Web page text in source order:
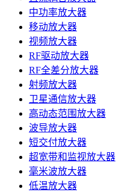
中功率放大器
移动放大器
视频放大器
RF驱动放大器
RF全差分放大器
射频放大器
卫星通信放大器
高动态范围放大器
波导放大器
短交付放大器
超宽带和监视放大器
毫米波放大器
低温放大器